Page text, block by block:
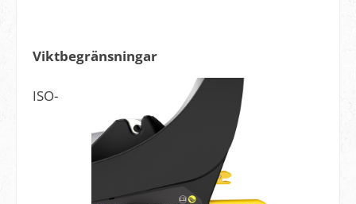
Viktbegränsningar
ISO-